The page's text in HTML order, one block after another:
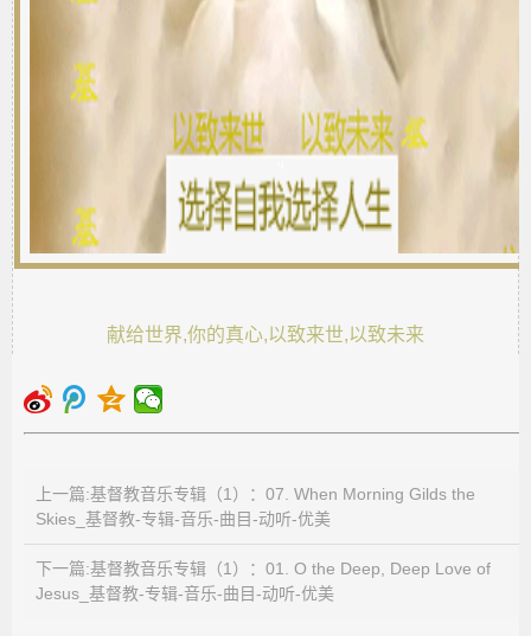
献给世界,你的真心,以致来世,以致未来
上一篇:基督教音乐专辑（1）：07. When Morning Gilds the
Skies_基督教-专辑-音乐-曲目-动听-优美
下一篇:基督教音乐专辑（1）：01. O the Deep, Deep Love of
Jesus_基督教-专辑-音乐-曲目-动听-优美